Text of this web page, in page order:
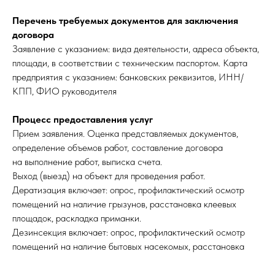
Перечень требуемых документов для заключения
договора
Заявление с указанием: вида деятельности, адреса объекта,
площади, в соответствии с техническим паспортом. Карта
предприятия с указанием: банковских реквизитов, ИНН/
КПП, ФИО руководителя
Процесс предоставления услуг
Прием заявления. Оценка представляемых документов,
определение объемов работ, составление договора
на выполнение работ, выписка счета.
Выход (выезд) на объект для проведения работ.
Дератизация включает: опрос, профилактический осмотр
помещений на наличие грызунов, расстановка клеевых
площадок, раскладка приманки.
Дезинсекция включает: опрос, профилактический осмотр
помещений на наличие бытовых насекомых, расстановка